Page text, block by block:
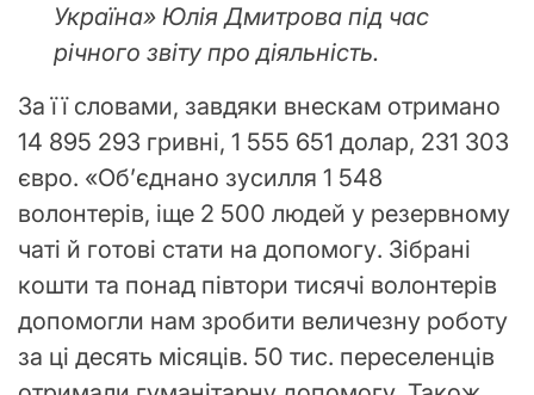
Україна» Юлія Дмитрова під час
річного звіту про діяльність.
За її словами, завдяки внескам отримано
14 895 293 гривні, 1 555 651 долар, 231 303
євро. «Об’єднано зусилля 1 548
волонтерів, іще 2 500 людей у резервному
чаті й готові стати на допомогу. Зібрані
кошти та понад півтори тисячі волонтерів
допомогли нам зробити величезну роботу
за ці десять місяців. 50 тис. переселенців